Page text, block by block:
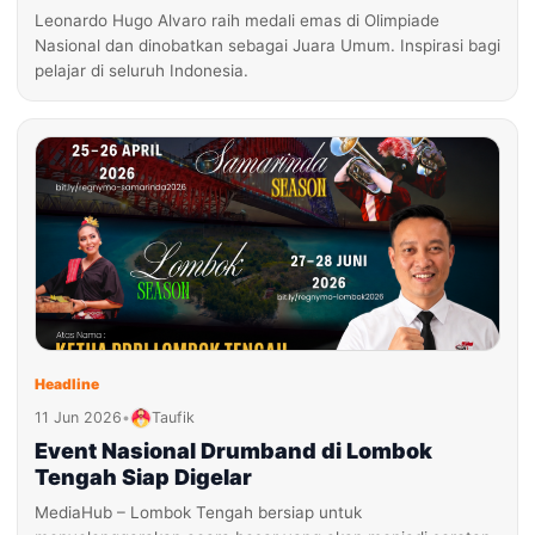
Leonardo Hugo Alvaro raih medali emas di Olimpiade
Nasional dan dinobatkan sebagai Juara Umum. Inspirasi bagi
pelajar di seluruh Indonesia.
Headline
11 Jun 2026• Taufik
Event Nasional Drumband di Lombok
Tengah Siap Digelar
MediaHub – Lombok Tengah bersiap untuk